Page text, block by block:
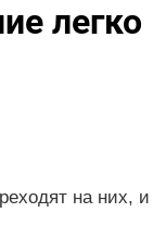
легко
на них, и